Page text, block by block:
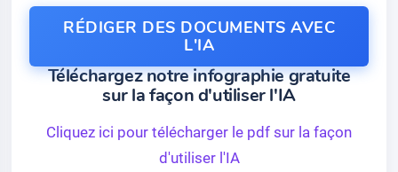
RÉDIGER DES DOCUMENTS AVEC
L'IA
Téléchargez notre infographie gratuite
sur la façon d'utiliser l'IA
Cliquez ici pour télécharger le pdf sur la façon
d'utiliser l'IA